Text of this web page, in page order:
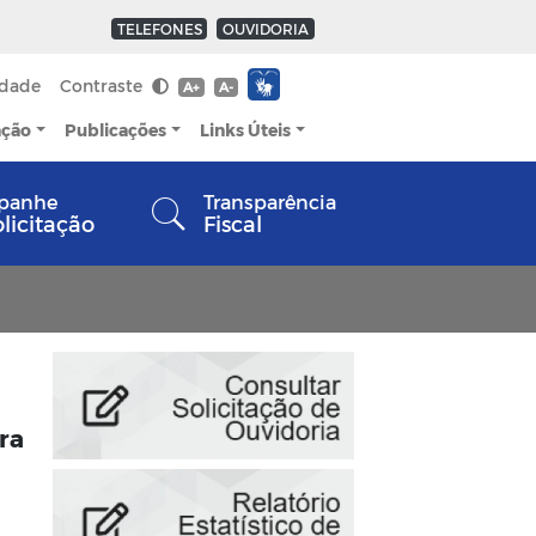
TELEFONES OUVIDORIA
Contraste A+ A-
Publicações Links Úteis
Transparência
Fiscal